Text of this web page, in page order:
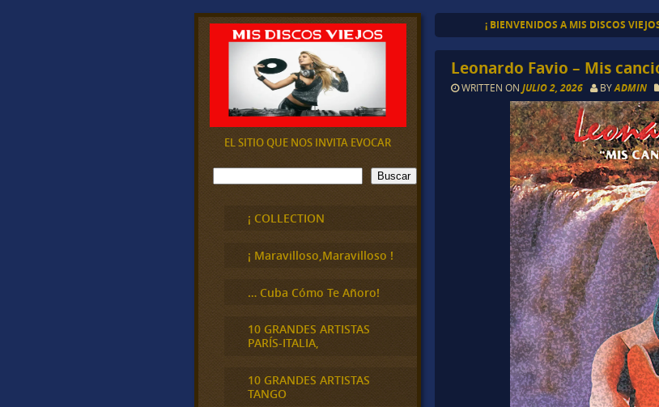
¡ BIENVENIDOS A MIS DISCOS
Leonardo Favio – Mis
WRITTEN ONJULIO 2, 2026 BYADMIN
EL SITIO QUE NOS INVITA EVOCAR
B
u
Buscar
¡ COLLECTION
¡ Maravilloso,Maravilloso !
… Cuba Cómo Te Añoro!
10 GRANDES ARTISTAS
PARÍS-ITALIA,
10 GRANDES ARTISTAS
TANGO